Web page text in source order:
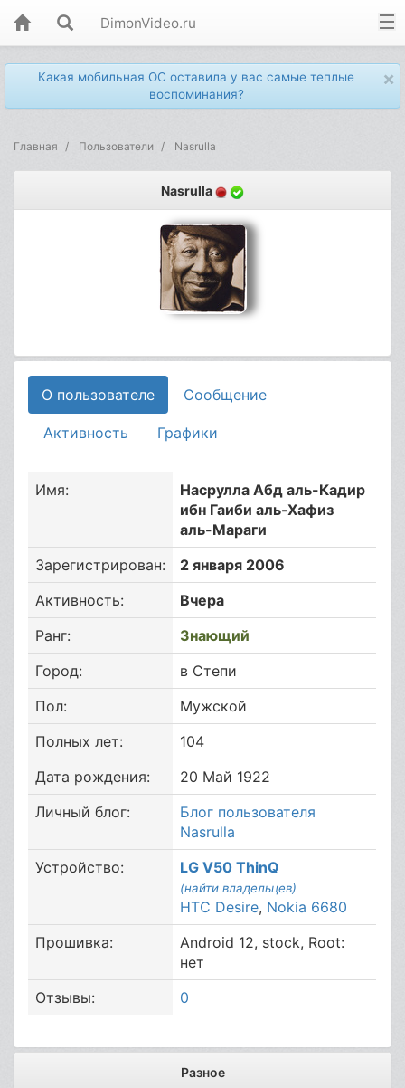
DimonVideo.ru
×
Какая мобильная ОС оставила у вас самые теплые
воспоминания?
Главная Пользователи Nasrulla
Nasrulla
О пользователе Сообщение
Активность Графики
Имя:
Насрулла Абд аль-Кадир
ибн Гаиби аль-Хафиз
аль-Мараги
Зарегистрирован:
2 января 2006
Активность:
Вчера
Ранг:
Знающий
Город:
в Степи
Пол:
Мужской
Полных лет:
104
Дата рождения:
20 Май 1922
Личный блог:
Блог пользователя
Nasrulla
Устройство:
LG V50 ThinQ
(найти владельцев)
HTC Desire, Nokia 6680
Прошивка:
Android 12, stock, Root:
нет
Отзывы:
0
Разное